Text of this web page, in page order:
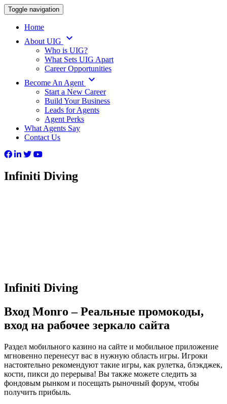
Toggle navigation
Home
About UIG
keyboard_arrow_down
Who is UIG?
What Sets UIG Apart
Career Opportunities
Become An Agent keyboard_arrow_down
Start a New Career
Build Your Business
Leads for Agents
Agent Perks
What Agents Say
Contact Us
Infiniti Diving
Infiniti Diving
Вход Monro – Реальные промокоды,
вход на рабочее зеркало сайта
Раздел мобильного казино на сайте и мобильное приложение
мгновенно перенесут вас в нужную область игры. Игроки
настоятельно рекомендуют такие игры, как рулетка, блэкджек,
кости, пикси до перерыва! Вы также можете следить за
фондовым рынком и посещать рыночный форум, чтобы
получить прибыль.